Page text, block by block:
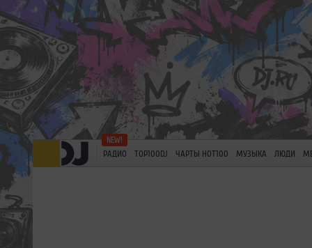
РАДИО TOP100DJ ЧАРТЫ HOT100 МУЗЫКА ЛЮДИ